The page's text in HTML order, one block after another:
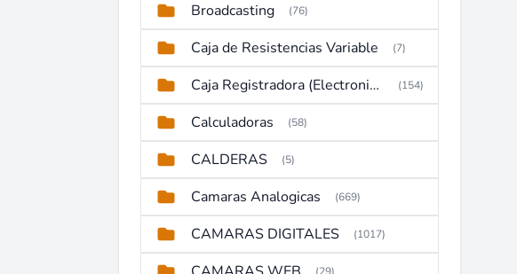
Broadcasting (76)
Caja de Resistencias Variable (7)
Caja Registradora (Electronic Cash Register) (154)
Calculadoras (58)
CALDERAS (5)
Camaras Analogicas (669)
CAMARAS DIGITALES (1017)